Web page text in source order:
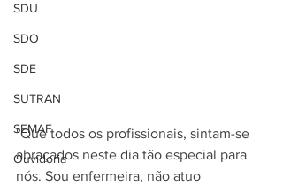
SDU
SDO
SDE
SUTRAN
SEMAF
Ouvidoria
"Que todos os profissionais, sintam-se
abraçados neste dia tão especial para
nós. Sou enfermeira, não atuo